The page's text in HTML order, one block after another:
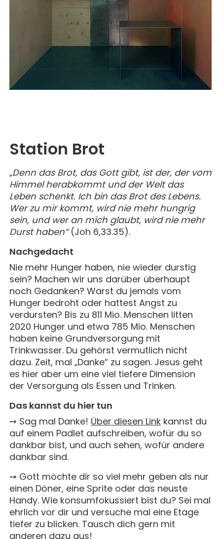
ERWACHSENENGRUPPEN
UNTERNEHMEN
KONZERTE & MEHR
FÜHRUNGEN
UNTERKUNFT & VERPFLEGUNG
ANREISE
KONTAKT
AKTUELLES
BERICHTE
MITHELFEN
JETZT SPENDEN
Station Brot
„Denn das Brot, das Gott gibt, ist der, der vom
Himmel herabkommt und der Welt das
Leben schenkt. Ich bin das Brot des Lebens.
Wer zu mir kommt, wird nie mehr hungrig
sein, und wer an mich glaubt, wird nie mehr
Durst haben“(Joh 6,33.35).
Nachgedacht
Nie mehr Hunger haben, nie wieder durstig
sein? Machen wir uns darüber überhaupt
noch Gedanken? Warst du jemals vom
Hunger bedroht oder hattest Angst zu
verdursten? Bis zu 811 Mio. Menschen litten
2020 Hunger und etwa 785 Mio. Menschen
haben keine Grundversorgung mit
Trinkwasser. Du gehörst vermutlich nicht
dazu. Zeit, mal „Danke“ zu sagen. Jesus geht
es hier aber um eine viel tiefere Dimension
der Versorgung als Essen und Trinken.
Das kannst du hier tun
➙ Sag mal Danke! Über diesen Link kannst du
auf einem Padlet aufschreiben, wofür du so
dankbar bist, und auch sehen, wofür andere
dankbar sind.
➙ Gott möchte dir so viel mehr geben als nur
einen Döner, eine Sprite oder das neuste
Handy. Wie konsumfokussiert bist du? Sei mal
ehrlich vor dir und versuche mal eine Etage
tiefer zu blicken. Tausch dich gern mit
anderen dazu aus!